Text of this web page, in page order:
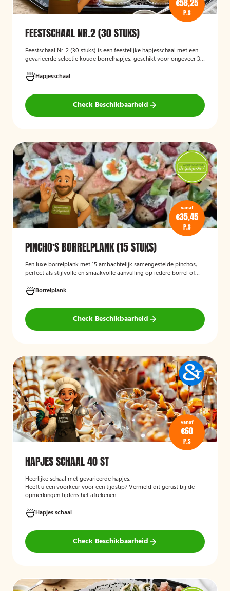
€58,25
P.S
FEESTSCHAAL NR.2 (30 STUKS)
Feestschaal Nr. 2 (30 stuks) is een feestelijke hapjesschaal met een
gevarieerde selectie koude borrelhapjes, geschikt voor ongeveer 30
feestelijke gelegenheden en biedt een gemakkelijke, kant-en-klare
oplossing voor het serveren van smakelijke hapjes aan uw gasten.
Hapjesschaal
Check Beschikbaarheid
vanaf
€35,45
P.S
PINCHO'S BORRELPLANK (15 STUKS)
Een luxe borrelplank met 15 ambachtelijk samengestelde pinchos,
perfect als stijlvolle en smaakvolle aanvulling op iedere borrel of
Borrelplank
Check Beschikbaarheid
vanaf
€60
P.S
HAPJES SCHAAL 40 ST
Heerlijke schaal met gevarieerde hapjes.
Heeft u een voorkeur voor een tijdstip? Vermeld dit gerust bij de
opmerkingen tijdens het afrekenen.
Hapjes schaal
Check Beschikbaarheid